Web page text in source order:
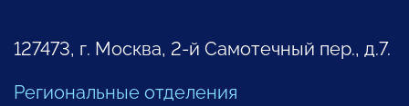
127473, г. Москва, 2-й Самотечный пер., д.7.
Региональные отделения